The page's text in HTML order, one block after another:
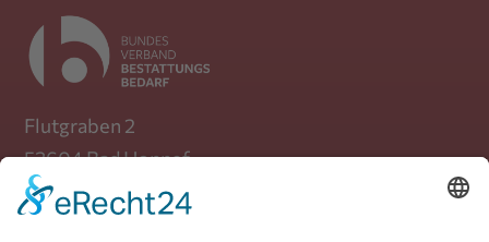
Flutgraben 2
53604 Bad Honnef
Telefon: +49 (0) 30 / 39 88 72 470